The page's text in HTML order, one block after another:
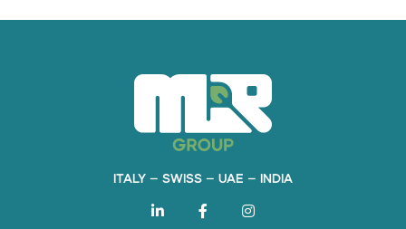
ITALY – SWISS – UAE – INDIA